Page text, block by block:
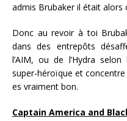
admis Brubaker il était alors
Donc au revoir à toi
dans des entrepôts
l’AIM, ou de l’Hydra
super-héroïque et
es vraiment bon.
Captain America and